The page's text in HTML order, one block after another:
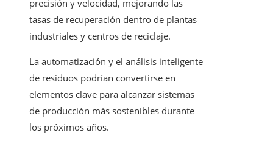
precisión y velocidad, mejorando las
tasas de recuperación dentro de plantas
industriales y centros de reciclaje.
La automatización y el análisis inteligente
de residuos podrían convertirse en
elementos clave para alcanzar sistemas
de producción más sostenibles durante
los próximos años.